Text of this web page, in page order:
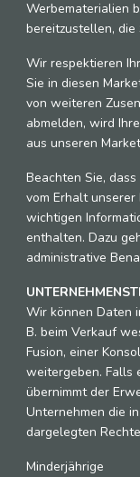
Werbematerialien
bereitzustellen, die
Wir respektieren
Sie in diesen
von weiteren
abmelden, wird
aus unseren
Beachten Sie,
vom Erhalt
wichtigen
enthalten. Dazu
administrative
Wir können Daten
B. beim Verkauf
Fusion, einer
weitergeben. Falls
übernimmt der
Unternehmen die
dargelegten
Minderjährige